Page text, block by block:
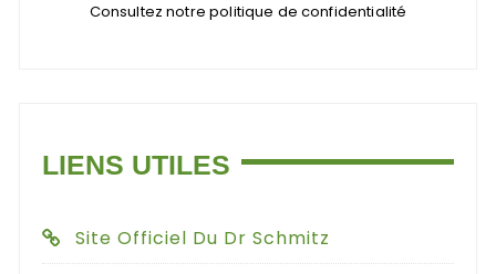
Consultez notre politique de confidentialité
LIENS UTILES
Site Officiel Du Dr Schmitz